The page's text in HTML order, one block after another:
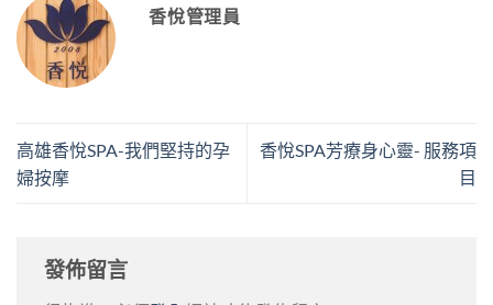
香悅管理員
高雄香悅SPA-我們堅持的孕
婦按摩
香悅SPA芳療身心靈- 服務項
目
發佈留言